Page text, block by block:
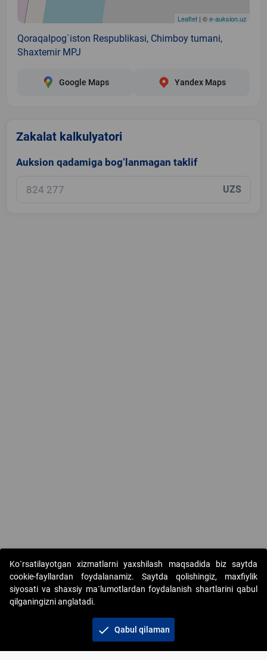
Leaflet | ©e-auksion.uz
Qoraqalpog`iston Respublikasi, Chimboy tumani,
Shaxtemir MPJ
Google Maps Yandex Maps
Zakalat kalkulyatori
Auksion qadamiga bog‘lanmagan taklif
UZS
Copyright © 2017-2026. "Elektron onlayn-auksionlarni
tashkil etish" AJ. Barcha huquqlar himoyalangan
Ko`rsatilayotgan xizmatlarni yaxshilash maqsadida biz saytda
cookie-fayllardan foydalanamiz. Saytda qolishingiz, maxfiylik
siyosati va shaxsiy ma`lumotlardan foydalanish shartlarini qabul
qilganingizni anglatadi.
check Qabul qilaman